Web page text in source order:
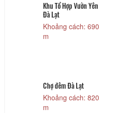
Khu Tổ Hợp Vườn Yên
Đà Lạt
Khoảng cách: 690
m
Chợ đêm Đà Lạt
Khoảng cách: 820
m